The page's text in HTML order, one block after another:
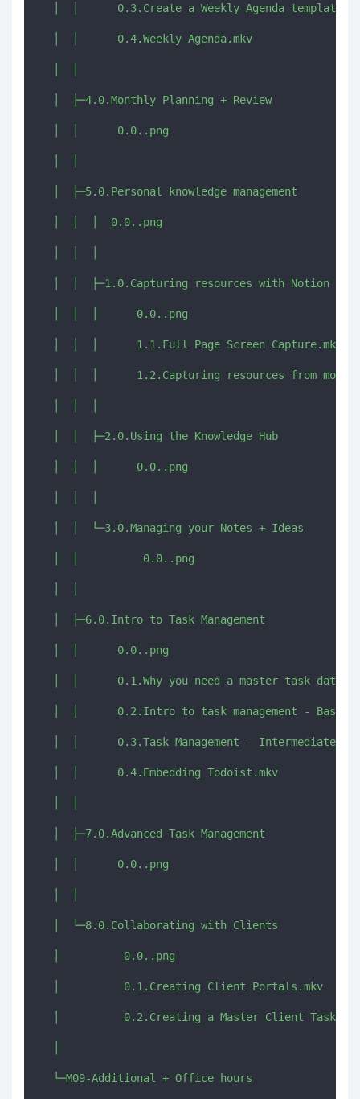
│  │      0.3.Create a Weekly Agenda template
  │  │      0.4.Weekly Agenda.mkv
  │  ├─4.0.Monthly Planning + Review
  │  │      0.0..png
  │  ├─5.0.Personal knowledge management
  │  │  │  0.0..png
  │  │  ├─1.0.Capturing resources with Notion
  │  │  │      0.0..png
  │  │  │      1.1.Full Page Screen Capture.mkv
│  │  │      1.2.Capturing resources from
  │  │  ├─2.0.Using the Knowledge Hub
  │  │  │      0.0..png
  │  │  └─3.0.Managing your Notes + Ideas
  │  │          0.0..png
  │  ├─6.0.Intro to Task Management
  │  │      0.0..png
│  │      0.1.Why you need a master task
│  │      0.2.Intro to task management -
│  │      0.3.Task Management -
  │  │      0.4.Embedding Todoist.mkv
  │  ├─7.0.Advanced Task Management
  │  │      0.0..png
  │  └─8.0.Collaborating with Clients
  │          0.0..png
  │          0.1.Creating Client Portals.mkv
│          0.2.Creating a Master Client Tasks
  └─M09-Additional + Office hours